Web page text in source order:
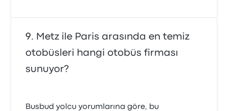
Metz ile Paris arasında en temiz
otobüsleri hangi otobüs firması
sunuyor?
Busbud yolcu yorumlarına göre, bu